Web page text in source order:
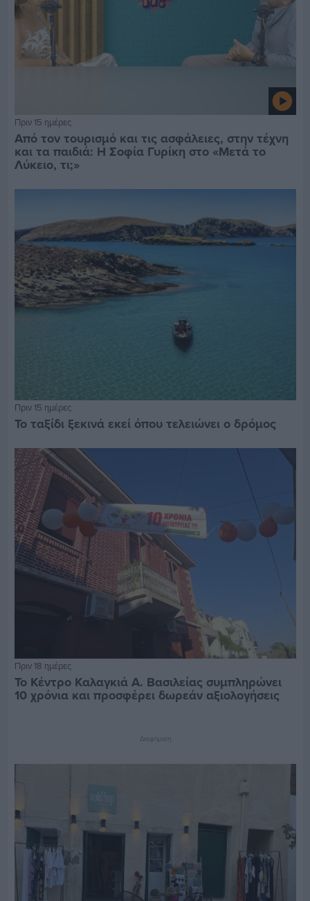
Πριν 15 ημέρες
Από τον τουρισμό και τις ασφάλειες, στην τέχνη
και τα παιδιά: Η Σοφία Γυρίκη στο «Μετά το
Λύκειο, τι;»
Πριν 15 ημέρες
Το ταξίδι ξεκινά εκεί όπου τελειώνει ο δρόμος
Πριν 18 ημέρες
Το Κέντρο Καλαγκιά Α. Βασιλείας συμπληρώνει
10 χρόνια και προσφέρει δωρεάν αξιολογήσεις
Διαφήμιση